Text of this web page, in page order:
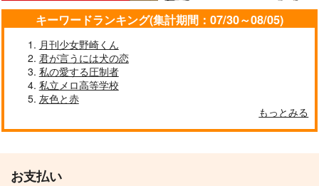
サンプル
作品詳細
サンプル
作品詳細
サンプル
作品詳細
SeaBlue Chronicle
3SAI
880円（税込）
うがいだいすき
362
キーワードランキング(集計期間：07/30～08/05)
月刊少女野崎くん
君が言うには犬の恋
私の愛する圧制者
私立メロ高等学校
灰色と赤
もっとみる
お支払い